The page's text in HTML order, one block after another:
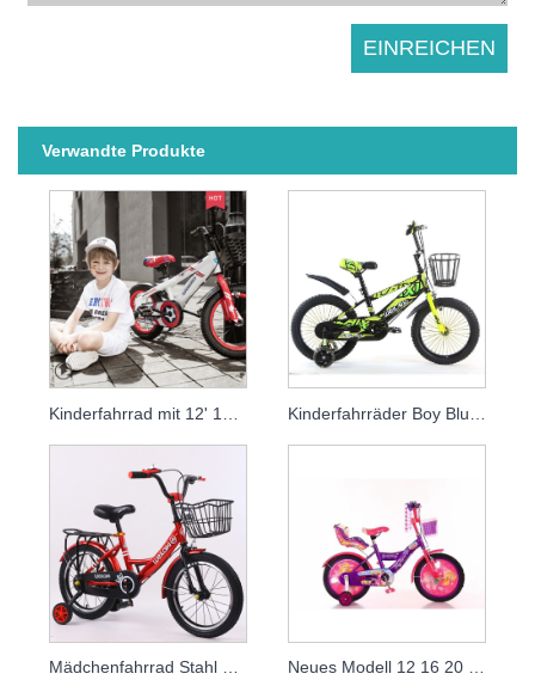
Verwandte Produkte
Mädchenfahrrad Stahl Kinderfahrrad Neues Modell 12 16 20 Zoll Mädchen Kinderfahrrad Kinderfahrrad für 3 bis 12 Jahre altes Kind für Mädchen